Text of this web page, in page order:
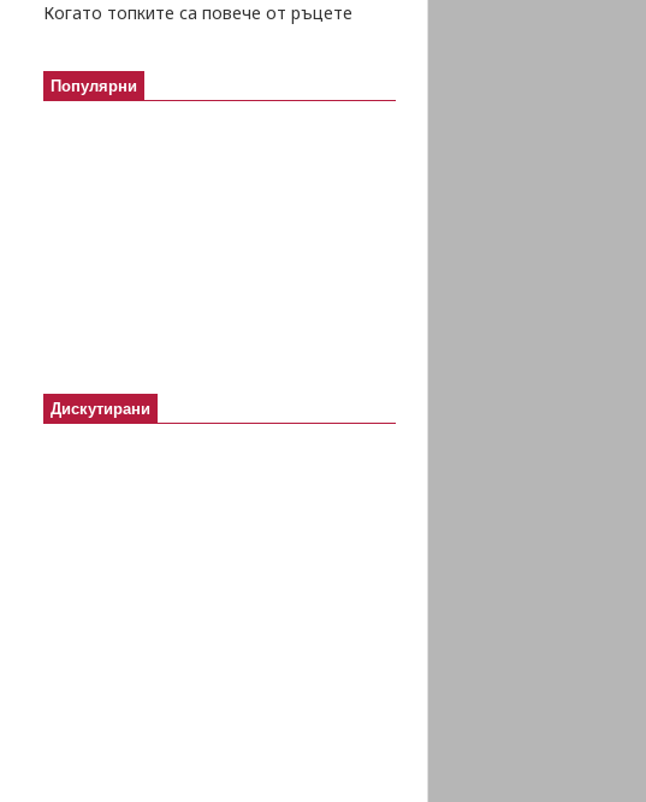
Когато топките са повече от ръцете
Популярни
Дискутирани